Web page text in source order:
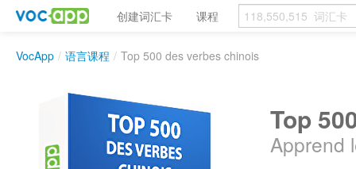
创建词汇卡 课程
VocApp / 语言课程 / Top 500 des verbes chinois
Top
Apprend